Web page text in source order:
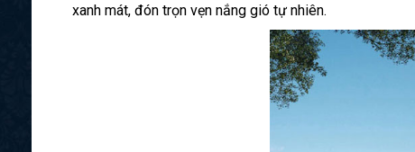
xanh mát, đón trọn vẹn nắng gió tự nhiên.